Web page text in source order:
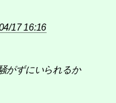
17 16:16
がずにいられるか